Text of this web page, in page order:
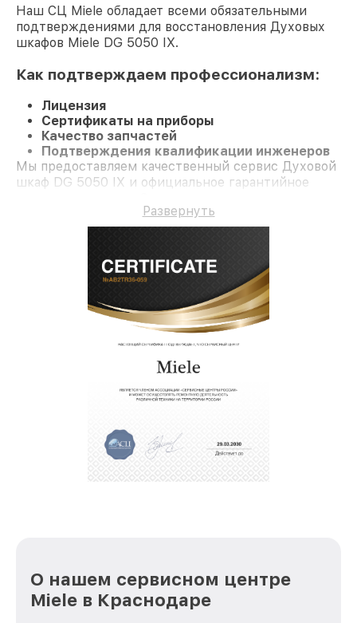
Наш СЦ Miele обладает всеми обязательными
подтверждениями для восстановления Духовых
шкафов Miele DG 5050 IX.
Как подтверждаем профессионализм:
Лицензия
Сертификаты на приборы
Качество запчастей
Подтверждения квалификации инженеров
Мы предоставляем качественный сервис Духовой
шкаф DG 5050 IX и официальное гарантийное
Развернуть
О нашем сервисном центре
Miele в Краснодаре